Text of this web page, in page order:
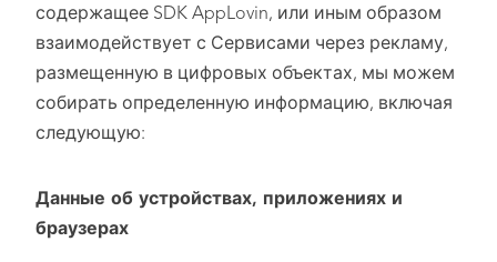
содержащее SDK AppLovin, или иным образом
взаимодействует с Сервисами через рекламу,
размещенную в цифровых объектах, мы можем
собирать определенную информацию, включая
следующую:
Данные об устройствах, приложениях и
браузерах